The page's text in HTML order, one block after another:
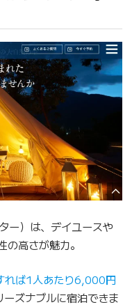
ー）は、デイユースや
高さが魅力。
れば1人あたり6,000円
ズナブルに宿泊できま